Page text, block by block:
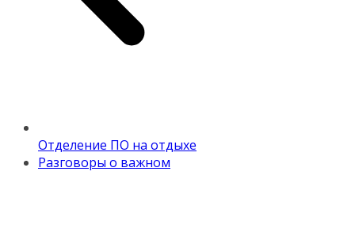
Отделение ПО на отдыхе
Разговоры о важном